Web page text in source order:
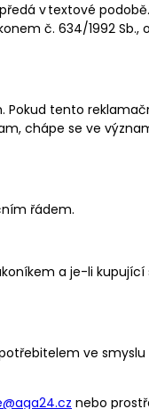
v textové
č. 634/1992
tento
chápe se ve
řádem.
a je-li kupující
ve smyslu
nebo